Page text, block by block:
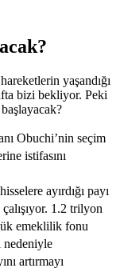
yaşandığı
bizi bekliyor. Peki
Obuchi’nin seçim
istifasını
ayırdığı payı
1.2 trilyon
emeklilik fonu
nedeniyle
artırmayı